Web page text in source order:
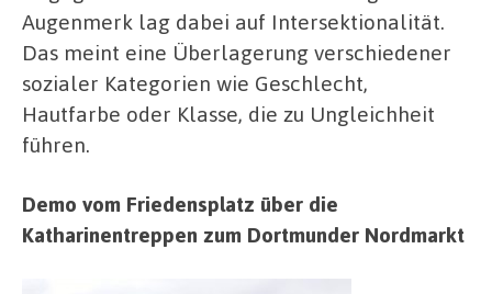
Augenmerk lag dabei auf Intersektionalität.
Das meint eine Überlagerung verschiedener
sozialer Kategorien wie Geschlecht,
Hautfarbe oder Klasse, die zu Ungleichheit
führen.
Demo vom Friedensplatz über die
Katharinentreppen zum Dortmunder Nordmarkt